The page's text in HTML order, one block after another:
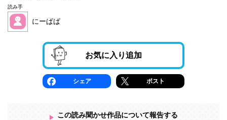
読み手
にーぱぱ
お気に入り追加
シェア ポスト
この読み聞かせ作品について報告する